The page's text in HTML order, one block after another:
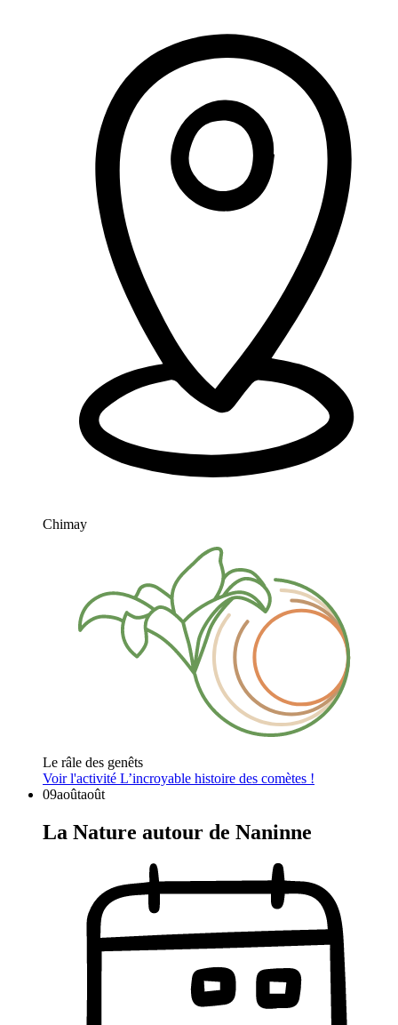
Chimay
Le râle des genêts
Voir l'activité L’incroyable histoire des comètes !
09aoûtaoût
La Nature autour de Naninne